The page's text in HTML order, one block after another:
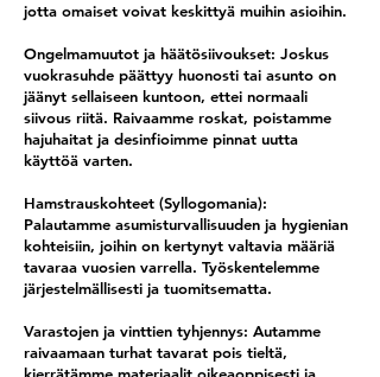
jotta omaiset voivat keskittyä muihin asioihin.
Ongelmamuutot ja häätösiivoukset: Joskus
vuokrasuhde päättyy huonosti tai asunto on
jäänyt sellaiseen kuntoon, ettei normaali
siivous riitä. Raivaamme roskat, poistamme
hajuhaitat ja desinfioimme pinnat uutta
käyttöä varten.
Hamstrauskohteet (Syllogomania):
Palautamme asumisturvallisuuden ja hygienian
kohteisiin, joihin on kertynyt valtavia määriä
tavaraa vuosien varrella. Työskentelemme
järjestelmällisesti ja tuomitsematta.
Varastojen ja vinttien tyhjennys: Autamme
raivaamaan turhat tavarat pois tieltä,